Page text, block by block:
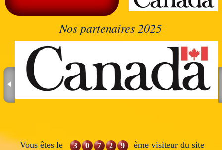
Nos partenaires 2025
Vous êtes le 3 0 7 2 9 ème visiteur du site